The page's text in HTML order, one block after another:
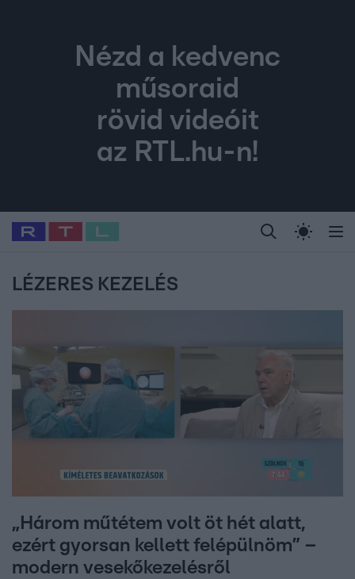
Nézd a kedvenc
műsoraid
rövid videóit
az RTL.hu-n!
Legfrissebb RTL Híradó Randi Celeb vagyok,
Babits Marcella Most Wanted Gallusz
LÉZERES KEZELÉS
„Három műtétem volt öt hét alatt,
ezért gyorsan kellett felépülnöm” –
modern vesekőkezelésről